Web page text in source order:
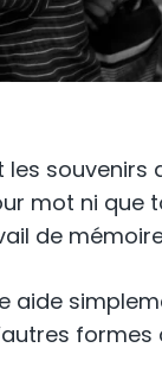
les
mot ni que
de
aide